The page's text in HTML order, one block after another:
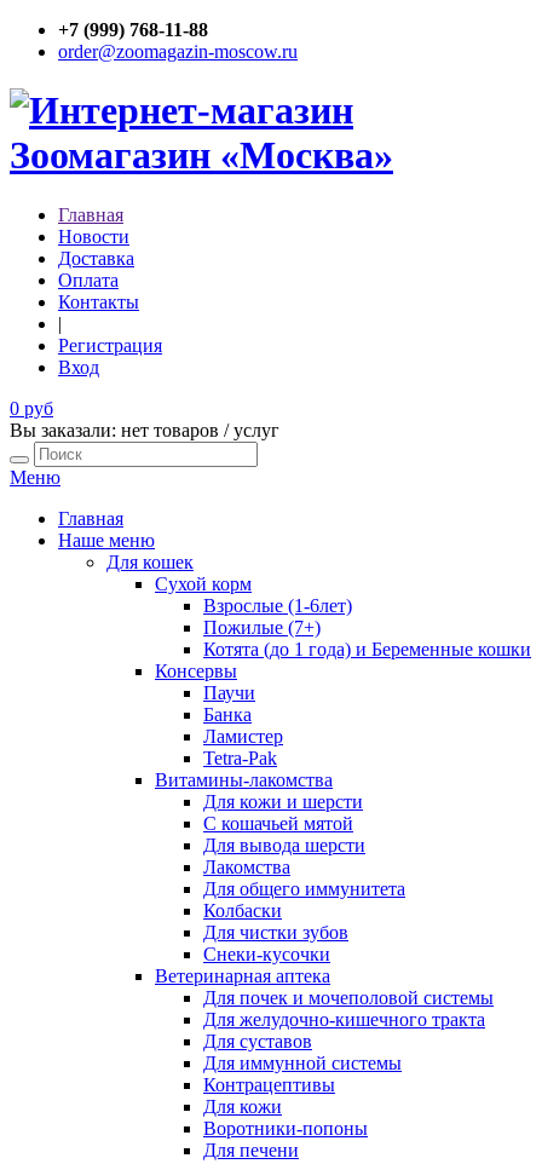
+7 (999) 768-11-88
order@zoomagazin-moscow.ru
Главная
Новости
Доставка
Оплата
Контакты
|
Регистрация
Вход
0 руб
Вы заказали: нет товаров / услуг
Меню
Главная
Наше меню
Для кошек
Сухой корм
Взрослые (1-6лет)
Пожилые (7+)
Котята (до 1 года) и Беременные кошки
Консервы
Паучи
Банка
Ламистер
Tetra-Pak
Витамины-лакомства
Для кожи и шерсти
С кошачьей мятой
Для вывода шерсти
Лакомства
Для общего иммунитета
Колбаски
Для чистки зубов
Снеки-кусочки
Ветеринарная аптека
Для почек и мочеполовой системы
Для желудочно-кишечного тракта
Для суставов
Для иммунной системы
Контрацептивы
Для кожи
Воротники-попоны
Для печени